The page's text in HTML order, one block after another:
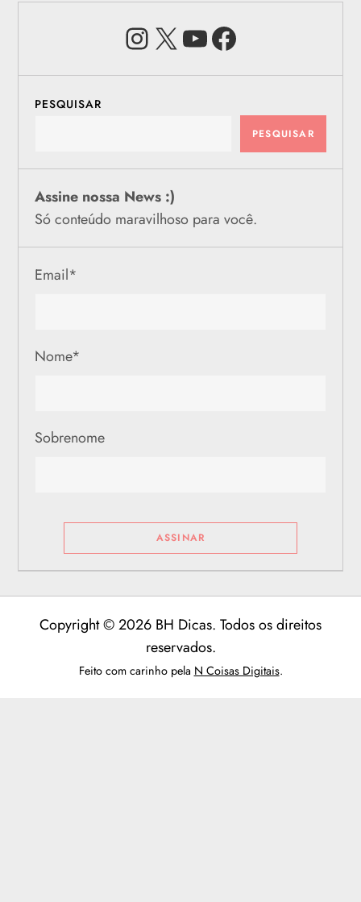
Instagram
X Youtube
PESQUISAR
PESQUISAR
Assine nossa News :)
Só conteúdo maravilhoso para você.
Email*
Nome*
Sobrenome
Copyright © 2026 BH Dicas. Todos os direitos
reservados.
Feito com carinho pela N Coisas Digitais.